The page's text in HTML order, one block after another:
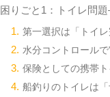
困りごと1：トイレ問
第一選択は「トイ
水分コントロール
保険としての携帯
船釣りのトイレは